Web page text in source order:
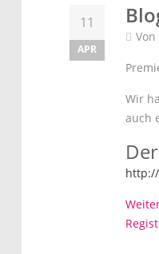
11
APR
Von
Wir
auch